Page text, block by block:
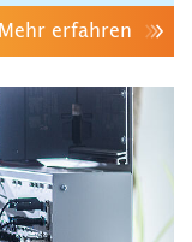
Mehr erfahren